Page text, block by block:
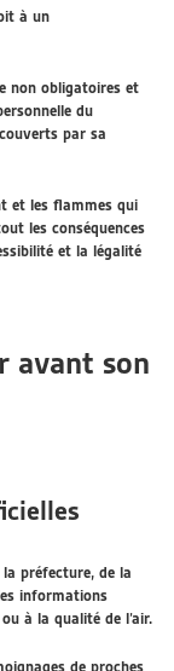
à un
non obligatoires et
du
par sa
et les flammes qui
les conséquences
et la légalité
avant son
préfecture, de la
informations
à la qualité de l’air.